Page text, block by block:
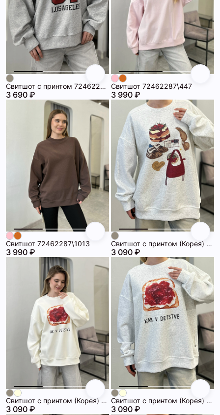
Свитшот с принтом 72462293\1225
3 690 ₽
Свитшот 72462287\447
3 990 ₽
Свитшот 72462287\1013
3 990 ₽
Свитшот с принтом (Корея) 72462132\1225
3 090 ₽
Свитшот с принтом (Корея) 72462131\751
3 090 ₽
Свитшот с принтом (Корея) 72462131\1225
3 090 ₽